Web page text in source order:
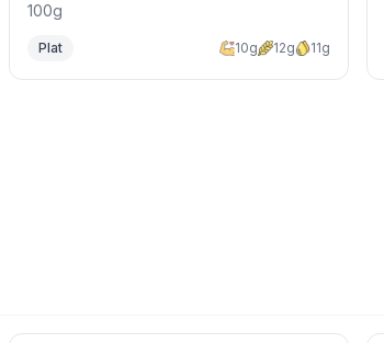
100g
Plat 10g 12g 11g